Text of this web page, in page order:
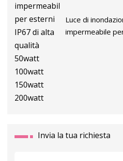
Luce di
impermeabile
Invia la tua richiesta